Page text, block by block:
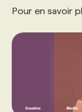
Pour en savoir